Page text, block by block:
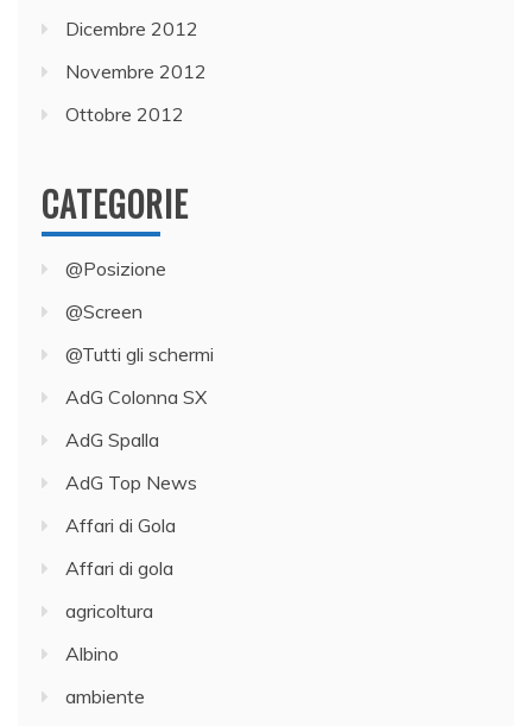
Dicembre 2012
Novembre 2012
Ottobre 2012
CATEGORIE
@Posizione
@Screen
@Tutti gli schermi
AdG Colonna SX
AdG Spalla
AdG Top News
Affari di Gola
Affari di gola
agricoltura
Albino
ambiente